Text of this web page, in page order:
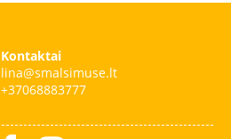
Kontaktai
lina@smalsimuse.lt
+37068883777